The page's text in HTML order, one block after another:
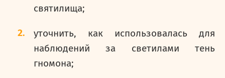
святилища;
уточнить, как использовалась для
наблюдений за светилами тень
гномона;